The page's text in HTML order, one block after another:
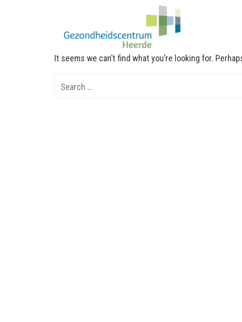
It seems we can’t find what you’re looking for.
for: